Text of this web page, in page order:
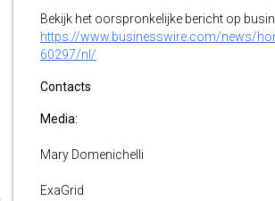
Bekijk het oorspronkelijke bericht op
https://www.businesswire.com/news/
60297/nl/
Contacts
Media:
Mary Domenichelli
ExaGrid